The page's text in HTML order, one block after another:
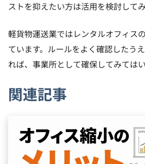
ストを抑えたい方は活用を検討してみ
軽貨物運送業ではレンタルオフィス
ています。ルールをよく確認したう
れば、事業所として確保してみては
関連記事